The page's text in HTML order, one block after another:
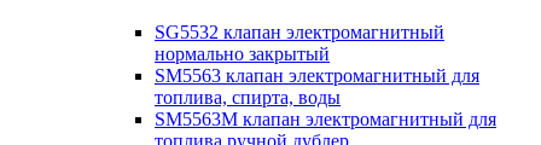
SG5532 клапан электромагнитный
нормально закрытый
SM5563 клапан электромагнитный для
топлива, спирта, воды
SM5563M клапан электромагнитный для
топлива ручной дублер